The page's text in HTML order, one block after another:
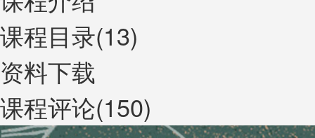
课程目录(13)
资料下载
课程评论(150)